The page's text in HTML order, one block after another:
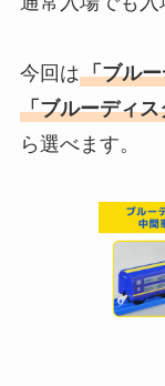
今回は「ブル
「ブルーディ
ら選べます。